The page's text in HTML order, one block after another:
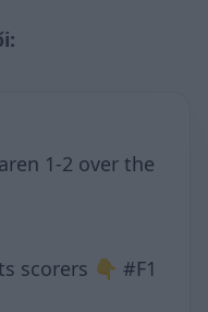
1-2 over the
scorers 👇 #F1